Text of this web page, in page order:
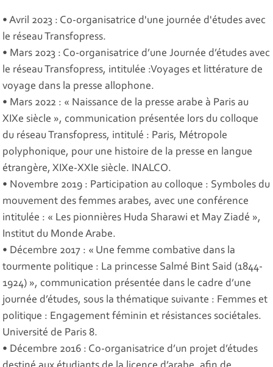
• Avril 2023 : Co-organisatrice d'une journée d'études avec
le réseau Transfopress.
• Mars 2023 : Co-organisatrice d’une Journée d’études avec
le réseau Transfopress, intitulée :Voyages et littérature de
voyage dans la presse allophone.
• Mars 2022 : « Naissance de la presse arabe à Paris au
XIXe siècle », communication présentée lors du colloque
du réseau Transfopress, intitulé : Paris, Métropole
polyphonique, pour une histoire de la presse en langue
étrangère, XIXe-XXIe siècle. INALCO.
• Novembre 2019 : Participation au colloque : Symboles du
mouvement des femmes arabes, avec une conférence
intitulée : « Les pionnières Huda Sharawi et May Ziadé »,
Institut du Monde Arabe.
• Décembre 2017 : « Une femme combative dans la
tourmente politique : La princesse Salmé Bint Said (1844-
1924) », communication présentée dans le cadre d’une
journée d’études, sous la thématique suivante : Femmes et
politique : Engagement féminin et résistances sociétales.
Université de Paris 8.
• Décembre 2016 : Co-organisatrice d’un projet d’études